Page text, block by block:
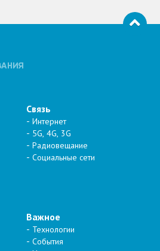
Связь
Интернет
5G, 4G, 3G
Радиовещание
Социальные сети
Важное
Технологии
События